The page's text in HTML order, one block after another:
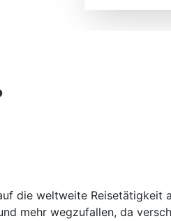
die weltweite Reisetätigkeit
mehr wegzufallen, da